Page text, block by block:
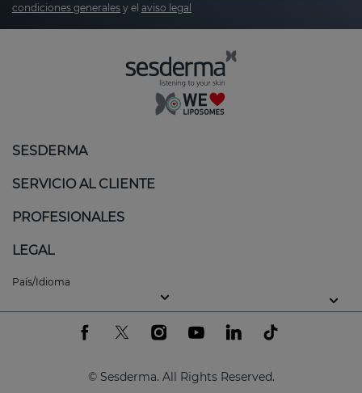
condiciones generales y el aviso legal
SESDERMA
SERVICIO AL CLIENTE
PROFESIONALES
LEGAL
País/Idioma
© Sesderma. All Rights Reserved.